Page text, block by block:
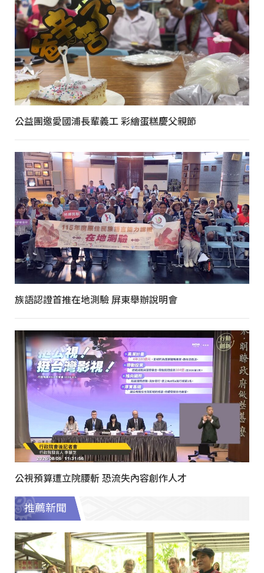
公益團邀愛國浦長輩義工 彩繪蛋糕慶父親節
族語認證首推在地測驗 屏東舉辦說明會
公視預算遭立院腰斬 恐流失內容創作人才
推薦新聞